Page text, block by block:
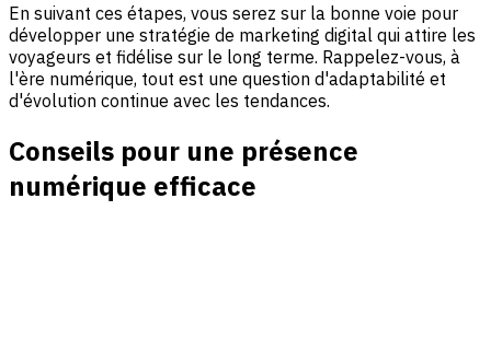
En suivant ces étapes, vous serez sur la bonne voie pour
développer une stratégie de marketing digital qui attire les
voyageurs et fidélise sur le long terme. Rappelez-vous, à
l'ère numérique, tout est une question d'adaptabilité et
d'évolution continue avec les tendances.
Conseils pour une présence
numérique efficace